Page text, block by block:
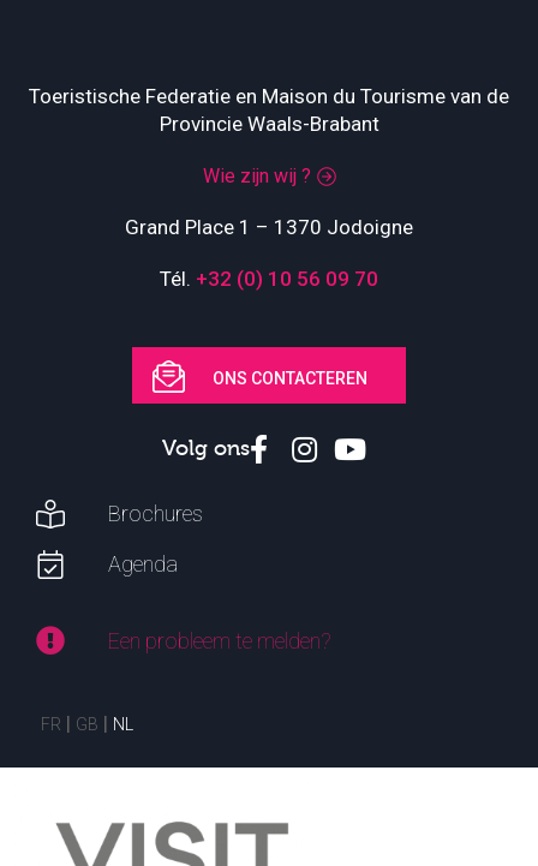
Toeristische Federatie en Maison du Tourisme van de
Provincie Waals-Brabant
Wie zijn wij ?
Grand Place 1 – 1370 Jodoigne
Tél. +32 (0) 10 56 09 70
ONS CONTACTEREN
Volg ons
Brochures
Agenda
Een probleem te melden?
FR GB NL